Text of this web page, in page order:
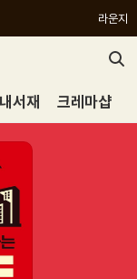
라운지
내서재 크레마샵